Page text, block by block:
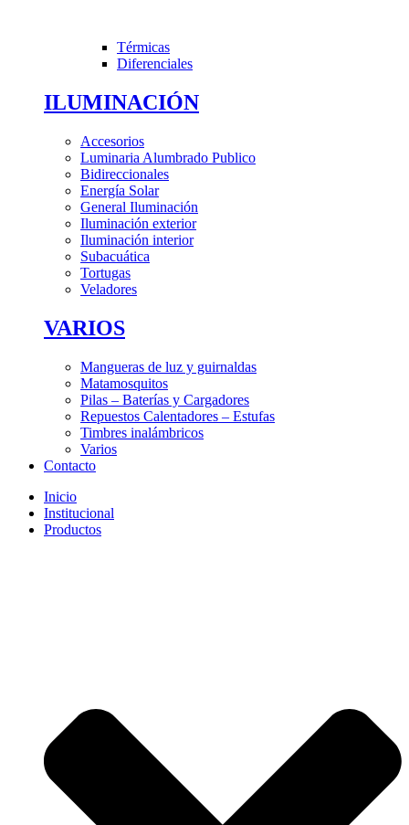
Térmicas
Diferenciales
ILUMINACIÓN
Accesorios
Luminaria Alumbrado Publico
Bidireccionales
Energía Solar
General Iluminación
Iluminación exterior
Iluminación interior
Subacuática
Tortugas
Veladores
VARIOS
Mangueras de luz y guirnaldas
Matamosquitos
Pilas – Baterías y Cargadores
Repuestos Calentadores – Estufas
Timbres inalámbricos
Varios
Contacto
Inicio
Institucional
Productos